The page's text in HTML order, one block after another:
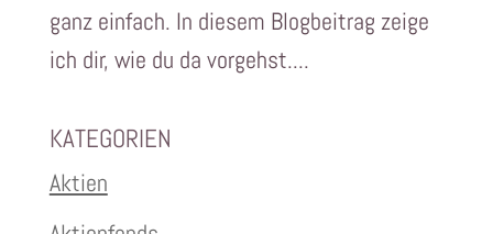
ganz einfach. In diesem Blogbeitrag zeige
ich dir, wie du da vorgehst....
KATEGORIEN
Aktien